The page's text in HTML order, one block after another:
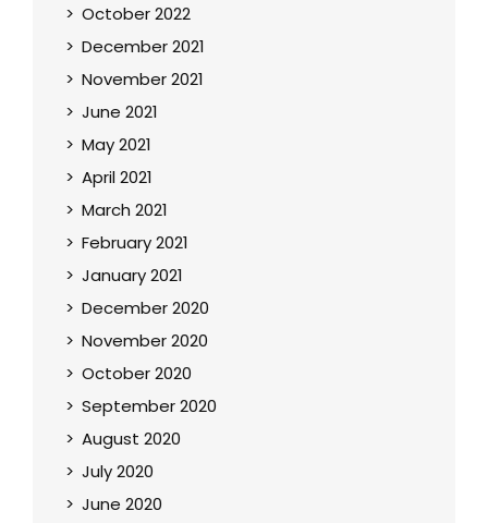
October 2022
December 2021
November 2021
June 2021
May 2021
April 2021
March 2021
February 2021
January 2021
December 2020
November 2020
October 2020
September 2020
August 2020
July 2020
June 2020